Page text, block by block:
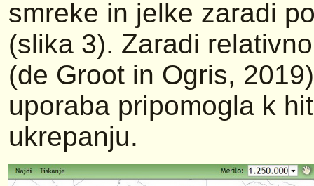
smreke in jelke zaradi
(slika 3). Zaradi
(de Groot in Ogris,
uporaba pripomogla k
ukrepanju.